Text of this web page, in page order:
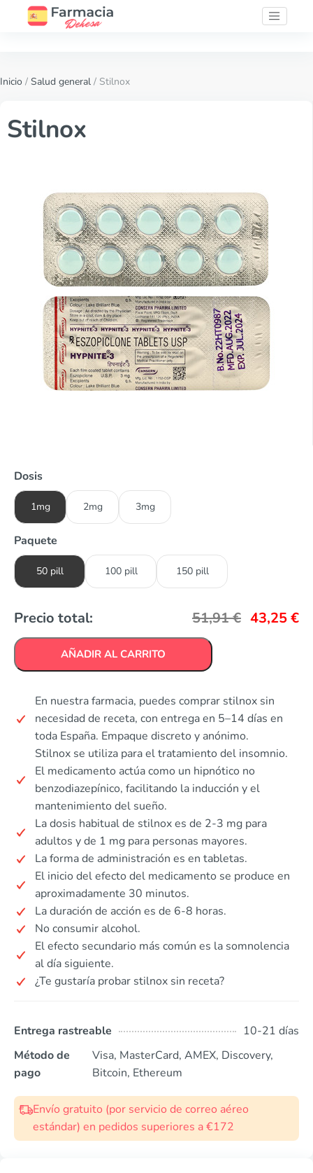
Inicio / Salud general / Stilnox
Stilnox
Dosis
1mg 2mg 3mg
Paquete
50 pill 100 pill 150 pill
Precio total: 51,91€ 43,25€
AÑADIR AL CARRITO
En nuestra farmacia, puedes comprar stilnox sin
necesidad de receta, con entrega en 5–14 días en
toda España. Empaque discreto y anónimo.
Stilnox se utiliza para el tratamiento del insomnio.
El medicamento actúa como un hipnótico no
benzodiazepínico, facilitando la inducción y el
mantenimiento del sueño.
La dosis habitual de stilnox es de 2-3 mg para
adultos y de 1 mg para personas mayores.
La forma de administración es en tabletas.
El inicio del efecto del medicamento se produce en
aproximadamente 30 minutos.
La duración de acción es de 6-8 horas.
No consumir alcohol.
El efecto secundario más común es la somnolencia
al día siguiente.
¿Te gustaría probar stilnox sin receta?
Entrega rastreable
10-21 días
Método de
pago
Visa, MasterCard, AMEX, Discovery,
Bitcoin, Ethereum
Envío gratuito (por servicio de correo aéreo
estándar) en pedidos superiores a €172